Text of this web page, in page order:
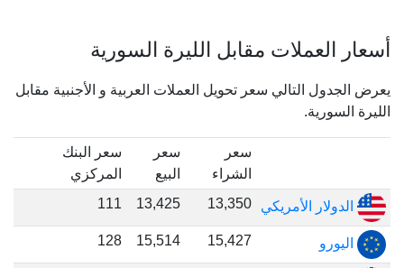
أسعار العملات مقابل الليرة السورية
يعرض الجدول التالي سعر تحويل العملات العربية و الأجنبية مقابل
الليرة السورية.
سعر
الشراء
سعر
البيع
سعر البنك
المركزي
الدولار الأمريكي 13,350
13,425
111
اليورو 15,427
15,514
128